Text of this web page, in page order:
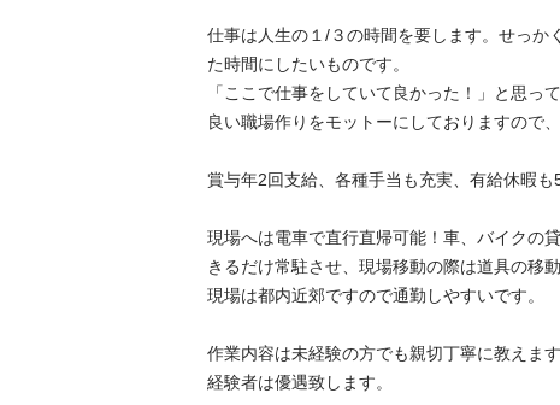
仕事は人生の１/３の時間を要します。せっか
た時間にしたいものです。
「ここで仕事をしていて良かった！」と思っ
良い職場作りをモットーにしておりますので
賞与年2回支給、各種手当も充実、有給休暇も
現場へは電車で直行直帰可能！車、バイクの
きるだけ常駐させ、現場移動の際は道具の移
現場は都内近郊ですので通勤しやすいです。
作業内容は未経験の方でも親切丁寧に教えます
経験者は優遇致します。